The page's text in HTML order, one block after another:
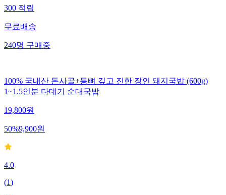
300적립
무료배송
240명구매중
100% 국내산 돈사골+등뼈 깊고 진한 장인 돼지국밥 (600g)
1~1.5인분 다데기 순대국밥
19,800원
50%9,900원
4.0
(1)